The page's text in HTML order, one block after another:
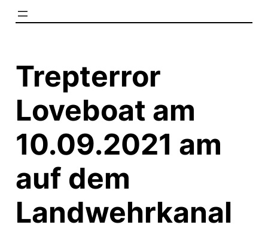
Trepterror
Loveboat am
10.09.2021 am
auf dem
Landwehrkanal